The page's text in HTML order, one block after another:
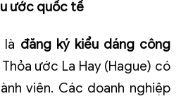
ước quốc tế
là đăng ký kiểu dáng công
ước La Hay (Hague) có
viên. Các doanh nghiệp